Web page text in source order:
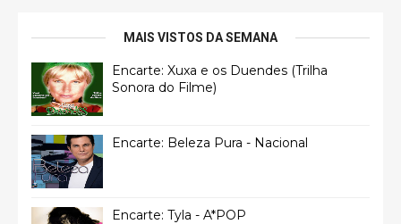
MAIS VISTOS DA SEMANA
Encarte: Xuxa e os Duendes (Trilha
Sonora do Filme)
Encarte: Beleza Pura - Nacional
Encarte: Tyla - A*POP